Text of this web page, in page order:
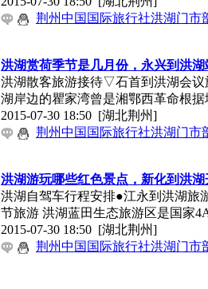
荆州中国国际旅行社洪湖门市
洪湖赏荷季节是几月份，永兴到洪
洪湖散客旅游接待▽石首到洪湖会
湖岸边的瞿家湾曾是湘鄂西革命根据
2015-07-30 18:50 [湖北荆州]
荆州中国国际旅行社洪湖门市
洪湖游玩哪些红色景点，新化到洪
洪湖自驾车行程安排●江永到洪湖旅
节旅游 洪湖蓝田生态旅游区是国家
2015-07-30 18:50 [湖北荆州]
荆州中国国际旅行社洪湖门市